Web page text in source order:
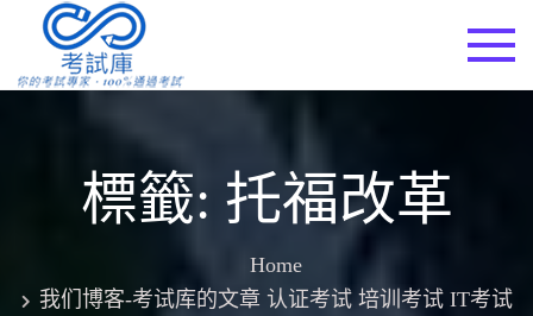
content
標籤: 托福改革
Home
我们博客-考试库的文章 认证考试 培训考试 IT考试